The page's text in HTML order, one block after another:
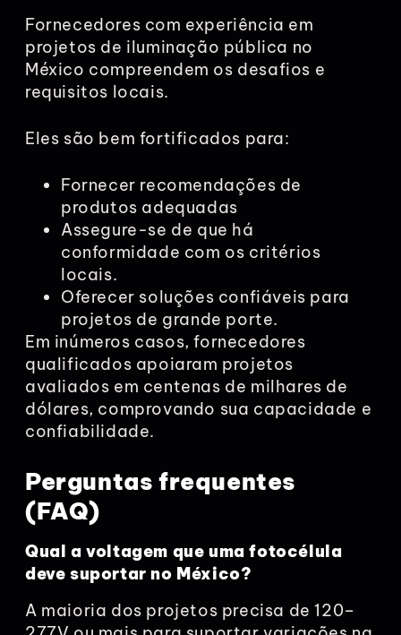
Fornecedores com experiência em
projetos de iluminação pública no
México compreendem os desafios e
requisitos locais.
Eles são bem fortificados para:
Fornecer recomendações de
produtos adequadas
Assegure-se de que há
conformidade com os critérios
locais.
Oferecer soluções confiáveis para
projetos de grande porte.
Em inúmeros casos, fornecedores
qualificados apoiaram projetos
avaliados em centenas de milhares de
dólares, comprovando sua capacidade e
confiabilidade.
Perguntas frequentes
(FAQ)
Qual a voltagem que uma fotocélula
deve suportar no México?
A maioria dos projetos precisa de 120–